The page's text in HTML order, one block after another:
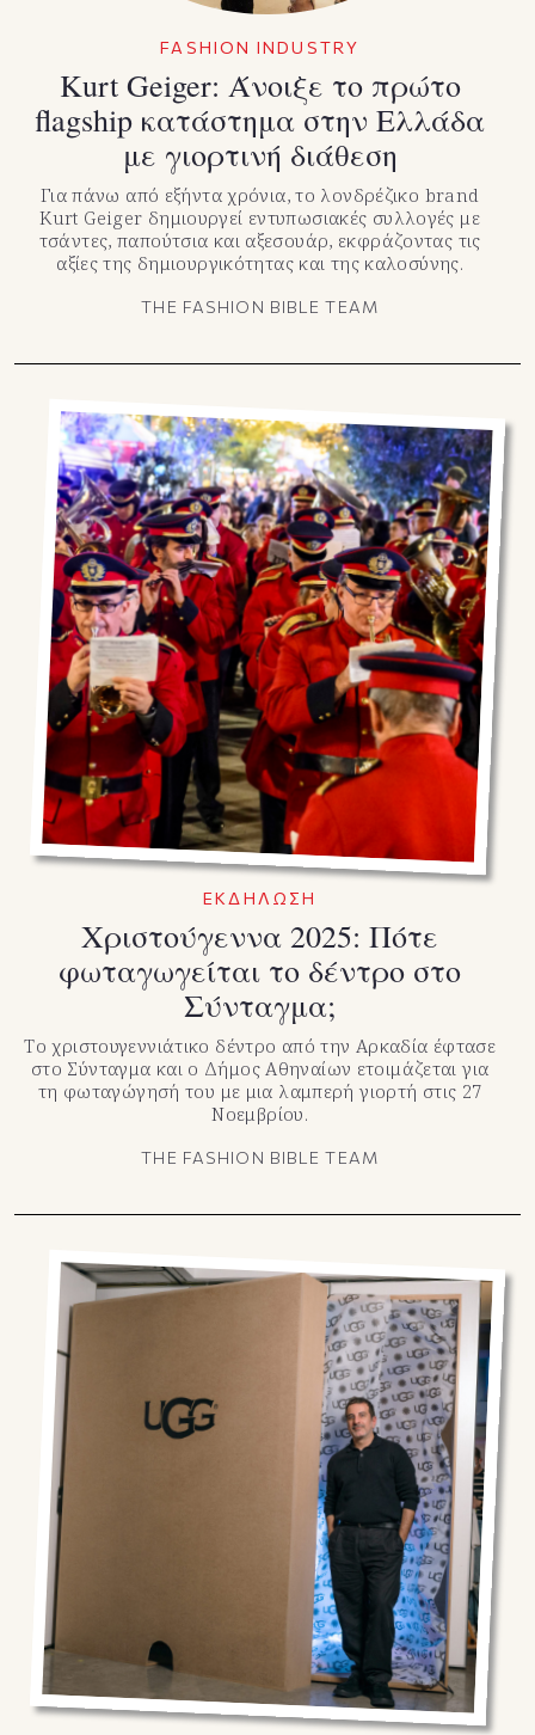
FASHION INDUSTRY
Κurt Geiger: Άνοιξε το πρώτο
flagship κατάστημα στην Ελλάδα
με γιορτινή διάθεση
Για πάνω από εξήντα χρόνια, το λονδρέζικο brand
Kurt Geiger δημιουργεί εντυπωσιακές συλλογές με
τσάντες, παπούτσια και αξεσουάρ, εκφράζοντας τις
αξίες της δημιουργικότητας και της καλοσύνης.
THE FASHION BIBLE TEAM
ΕΚΔΗΛΩΣΗ
Xριστούγεννα 2025: Πότε
φωταγωγείται το δέντρο στο
Σύνταγμα;
Το χριστουγεννιάτικο δέντρο από την Αρκαδία έφτασε
στο Σύνταγμα και ο Δήμος Αθηναίων ετοιμάζεται για
τη φωταγώγησή του με μια λαμπερή γιορτή στις 27
Νοεμβρίου.
THE FASHION BIBLE TEAM